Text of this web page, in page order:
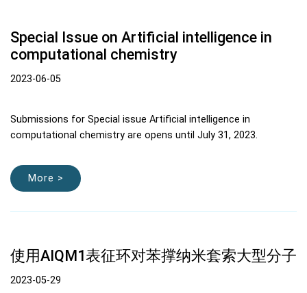
Special Issue on Artificial intelligence in
computational chemistry
2023-06-05
Submissions for Special issue Artificial intelligence in
computational chemistry are opens until July 31, 2023.
More >
使用AIQM1表征环对苯撑纳米套索大型分子
2023-05-29